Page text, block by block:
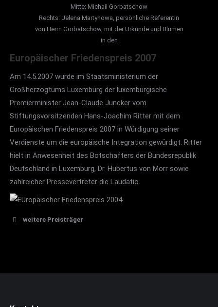
Joachim Ritter, zusammen mit der „Ökologia“ –
Botschafterin der Ökologie 2010 -, der rheinland-
pfälzischen Umweltstaatssekretärin Jacqueline
den diesjährigen „Ökologia“-Preis an Gräfin Bettina
Bernadotte, Geschäftsführerin der Mainau GmbH,
wegen des beispielhaften Umweltengagements
des Unternehmens.
„Ökologia“-Preis 2009
Am 6.11.2009 wurde der „Ökologia“-Preis 2009 vom
Stiftungsvorsitzenden Hans-Joachim Ritter an die
Firma juwi Holding AG im juwi-Bürogebäude in
Dipl-Ing. Klaus Becher, in einer Feierstunde mit dem
Mitte: Michail Gorbatschow
Rechts: Jelena Martynowa, persönliche Referentin
von Herrn Gorbatschow, mit der Urkunde und Blumen
in den
Europäischer Friedenspreis 2007
Am 14.5.2007 wurde im Staatsministerium der
Großherzogtums Luxemburg der luxemburgische
Premierminister Jean-Claude Juncker vom
Stiftungsvorsitzenden Hans-Joachim Ritter mit dem
Europäischen Friedenspreis 2007 in Würdigung seiner
Verdienste um die europäische Integration gewürdigt. Ritter
hielt in Anwesenheit des Botschafters der Bundesrepublik
Deutschland in Luxemburg, Dr. Hubertus von Morr sowie
zahlreicher Pressevertreter die Laudatio.
weitere Preisträger